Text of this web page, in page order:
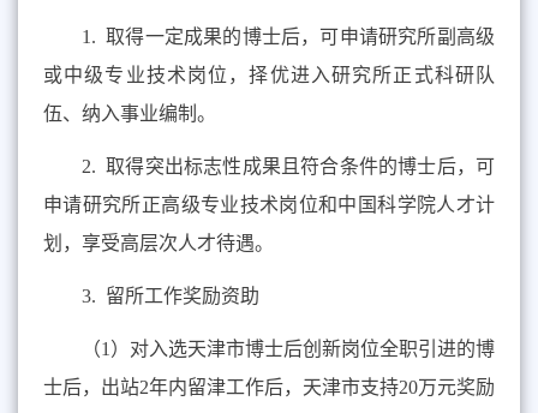
1. 取得一定成果的博士后，可申请研究所副高级
或中级专业技术岗位，择优进入研究所正式科研队
伍、纳入事业编制。
2. 取得突出标志性成果且符合条件的博士后，可
申请研究所正高级专业技术岗位和中国科学院人才计
划，享受高层次人才待遇。
3. 留所工作奖励资助
（1 ）对入选天津市博士后创新岗位全职引进的博
士后，出站2年内留津工作后，天津市支持20万元奖励